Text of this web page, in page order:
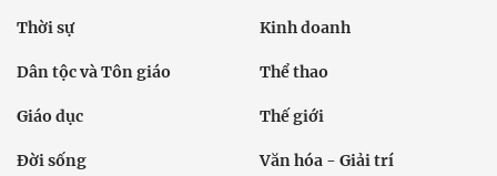
Thời sự Kinh doanh
Dân tộc và Tôn giáo Thể thao
Giáo dục Thế giới
Đời sống Văn hóa - Giải trí